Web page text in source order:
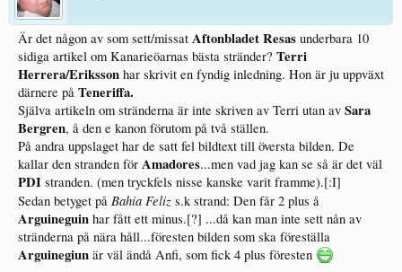
Är det någon av som sett/missat Aftonbladet Resas underbara 10
sidiga artikel om Kanarieöarnas bästa stränder? Terri
Herrera/Eriksson har skrivit en fyndig inledning. Hon är ju uppväxt
därnere på Teneriffa.
Själva artikeln om stränderna är inte skriven av Terri utan av Sara
Bergren, å den e kanon förutom på två ställen.
På andra uppslaget har de satt fel bildtext till översta bilden. De
kallar den stranden för Amadores...men vad jag kan se så är det väl
PDI stranden. (men tryckfels nisse kanske varit framme).[:I]
Sedan betyget på Bahia Feliz s.k strand: Den får 2 plus å
Arguineguin har fått ett minus.[?] ...då kan man inte sett nån av
stränderna på nära håll...föresten bilden som ska föreställa
Arguinegiun är väl ändå Anfi, som fick 4 plus föresten